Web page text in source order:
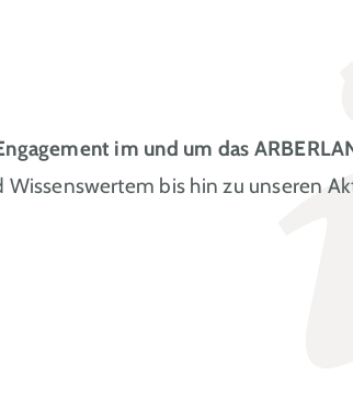
im und um das
bis hin zu unseren